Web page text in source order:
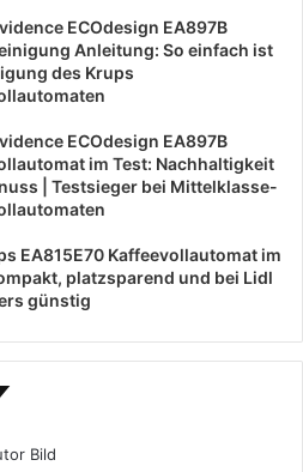
ECOdesign EA897B
Anleitung: So einfach ist
des Krups
ECOdesign EA897B
im Test: Nachhaltigkeit
| Testsieger bei Mittelklasse-
EA815E70 Kaffeevollautomat im
platzsparend und bei Lidl
günstig